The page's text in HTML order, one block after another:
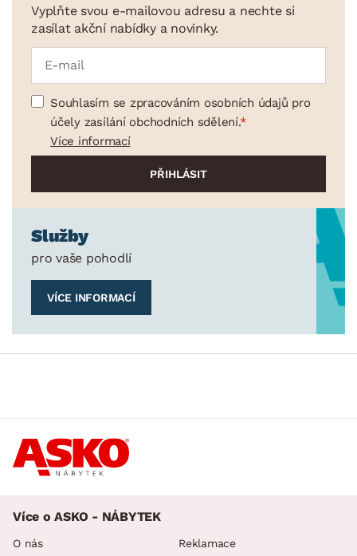
Vyplňte svou e-mailovou adresu a nechte si
zasílat akční nabídky a novinky.
Souhlasím se zpracováním osobních údajů pro
účely zasílání obchodních sdělení.
Více informací
Služby
pro vaše pohodlí
VÍCE INFORMACÍ
Více o ASKO - NÁBYTEK
O nás Reklamace